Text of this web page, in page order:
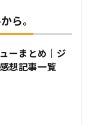
ら。
ーまとめ｜ジ
想記事一覧